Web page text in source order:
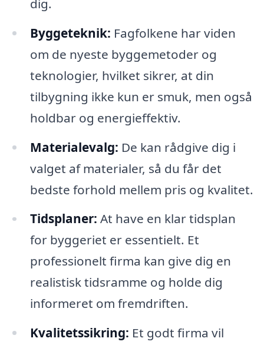
dig.
Byggeteknik: Fagfolkene har viden
om de nyeste byggemetoder og
teknologier, hvilket sikrer, at din
tilbygning ikke kun er smuk, men også
holdbar og energieffektiv.
Materialevalg: De kan rådgive dig i
valget af materialer, så du får det
bedste forhold mellem pris og kvalitet.
Tidsplaner: At have en klar tidsplan
for byggeriet er essentielt. Et
professionelt firma kan give dig en
realistisk tidsramme og holde dig
informeret om fremdriften.
Kvalitetssikring: Et godt firma vil